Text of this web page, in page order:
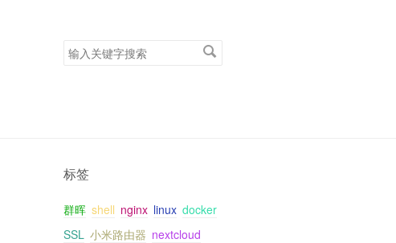
搜
索
标签
群晖 shell nginx linux docker
SSL 小米路由器 nextcloud